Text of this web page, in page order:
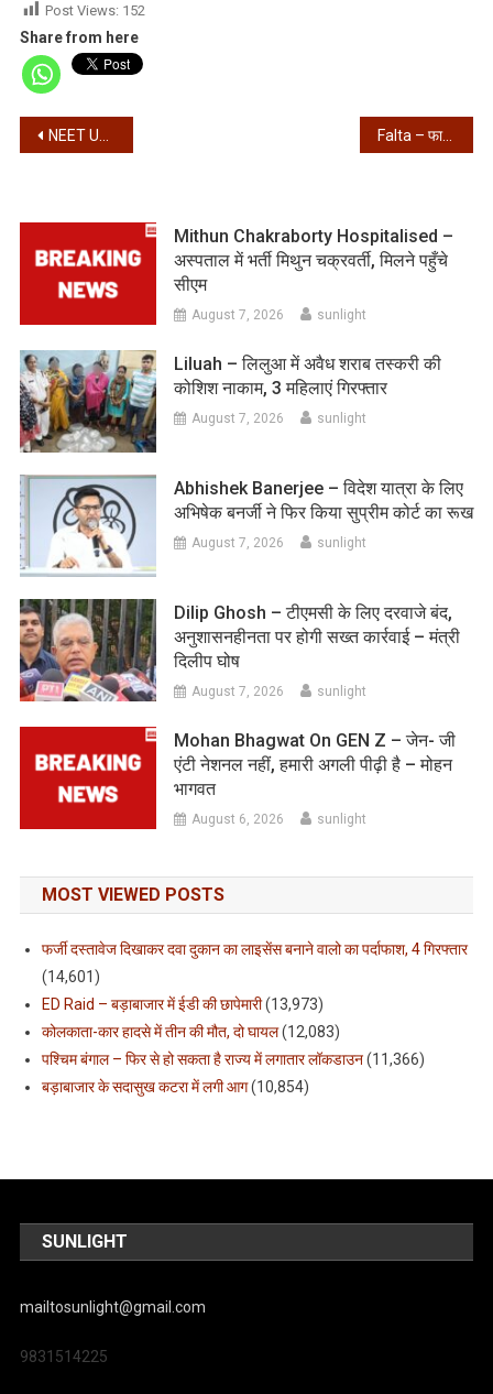
Post Views: 152
Share from here
Post
NEET UG – नीट री-एग्जाम से पहले सरकार का बड़ा फैसला, टेलीग्राम पर लगाई अस्थायी रोक Falta – फालता में जहांगीर की रिहाई को लेकर प्रदर्शन, केंद्रीय वाहिनीं को देखते ही भागे…
Mithun Chakraborty Hospitalised –
अस्पताल में भर्ती मिथुन चक्रवर्ती, मिलने पहुँचे
सीएम
August 7, 2026 sunlight
Liluah – लिलुआ में अवैध शराब तस्करी की
कोशिश नाकाम, 3 महिलाएं गिरफ्तार
August 7, 2026 sunlight
Abhishek Banerjee – विदेश यात्रा के लिए
अभिषेक बनर्जी ने फिर किया सुप्रीम कोर्ट का रूख
August 7, 2026 sunlight
Dilip Ghosh – टीएमसी के लिए दरवाजे बंद,
अनुशासनहीनता पर होगी सख्त कार्रवाई – मंत्री
दिलीप घोष
August 7, 2026 sunlight
Mohan Bhagwat On GEN Z – जेन- जी
एंटी नेशनल नहीं, हमारी अगली पीढ़ी है – मोहन
भागवत
August 6, 2026 sunlight
MOST VIEWED POSTS
फर्जी दस्तावेज दिखाकर दवा दुकान का लाइसेंस बनाने वालो का पर्दाफाश, 4 गिरफ्तार
(14,601)
ED Raid – बड़ाबाजार में ईडी की छापेमारी(13,973)
कोलकाता-कार हादसे में तीन की मौत, दो घायल(12,083)
पश्चिम बंगाल – फिर से हो सकता है राज्य में लगातार लॉकडाउन(11,366)
बड़ाबाजार के सदासुख कटरा में लगी आग(10,854)
SUNLIGHT
mailtosunlight@gmail.com
9831514225